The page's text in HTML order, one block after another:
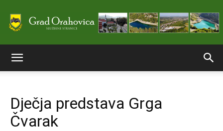
stranice
Dječja predstava Grga
Čvarak